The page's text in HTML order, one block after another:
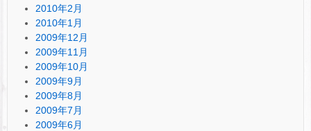
2010年2月
2010年1月
2009年12月
2009年11月
2009年10月
2009年9月
2009年8月
2009年7月
2009年6月